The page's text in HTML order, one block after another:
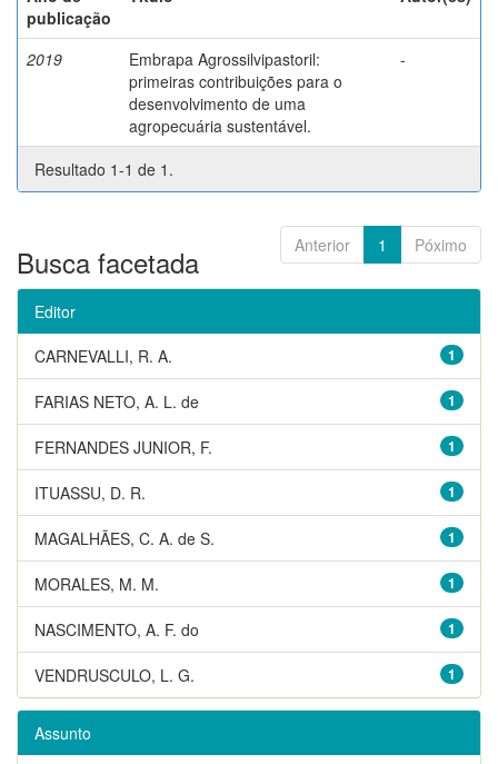
publicação
2019
Embrapa Agrossilvipastoril:
primeiras contribuições para o
desenvolvimento de uma
agropecuária sustentável.
-
Resultado 1-1 de 1.
Anterior 1 Póximo
Busca facetada
Editor
1
CARNEVALLI, R. A.
1
FARIAS NETO, A. L. de
1
FERNANDES JUNIOR, F.
1
ITUASSU, D. R.
1
MAGALHÃES, C. A. de S.
1
MORALES, M. M.
1
NASCIMENTO, A. F. do
1
VENDRUSCULO, L. G.
Assunto